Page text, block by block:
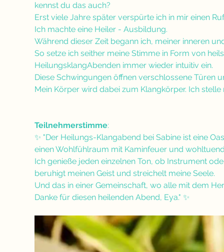
kennst du das auch?
Erst viele Jahre später verspürte ich in mir einen
Ich machte eine Heiler - Ausbildung.
Während dieser Zeit begann ich, meiner inneren
So setze ich seither meine Stimme in Form von
HeilungsklangAbenden immer wieder intuitiv ein.
Diese Schwingungen öffnen verschlossene Türen
Mein Körper wird dabei zum Klangkörper. Ich
Teilnehmerstimme:
✨ "Der Heilungs-Klangabend bei Sabine ist eine
einen Wohlfühlraum mit Kaminfeuer und
Ich genieße jeden einzelnen Ton, ob Instrument
beruhigt meinen Geist und streichelt meine Seele.
Und das in einer Gemeinschaft, wo alle mit dem
Danke für diesen heilenden Abend, Eya." ✨